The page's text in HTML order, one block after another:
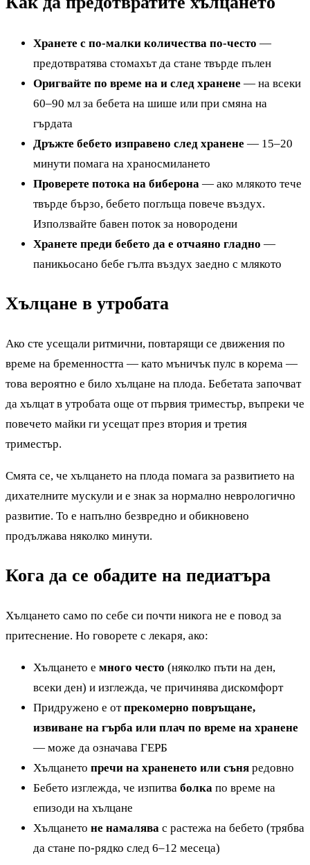
Хранете с по-малки количества по-често —
предотвратява стомахът да стане твърде пълен
Оригвайте по време на и след хранене — на всеки
60–90 мл за бебета на шише или при смяна на
гърдата
Дръжте бебето изправено след хранене — 15–20
минути помага на храносмилането
Проверете потока на биберона — ако млякото тече
твърде бързо, бебето поглъща повече въздух.
Използвайте бавен поток за новородени
Хранете преди бебето да е отчаяно гладно —
паникьосано бебе гълта въздух заедно с млякото
Хълцане в утробата
Ако сте усещали ритмични, повтарящи се движения по
време на бременността — като мъничък пулс в корема —
това вероятно е било хълцане на плода. Бебетата започват
да хълцат в утробата още от първия триместър, въпреки че
повечето майки ги усещат през втория и третия
триместър.
Смята се, че хълцането на плода помага за развитието на
дихателните мускули и е знак за нормално неврологично
развитие. То е напълно безвредно и обикновено
продължава няколко минути.
Кога да се обадите на педиатъра
Хълцането само по себе си почти никога не е повод за
притеснение. Но говорете с лекаря, ако:
Хълцането е много често (няколко пъти на ден,
всеки ден) и изглежда, че причинява дискомфорт
Придружено е отпрекомерно повръщане,
извиване на гърба или плач по време на хранене
— може да означава ГЕРБ
Хълцането пречи на храненето или съня редовно
Бебето изглежда, че изпитва болка по време на
епизоди на хълцане
Хълцането не намалява с растежа на бебето (трябва
да стане по-рядко след 6–12 месеца)